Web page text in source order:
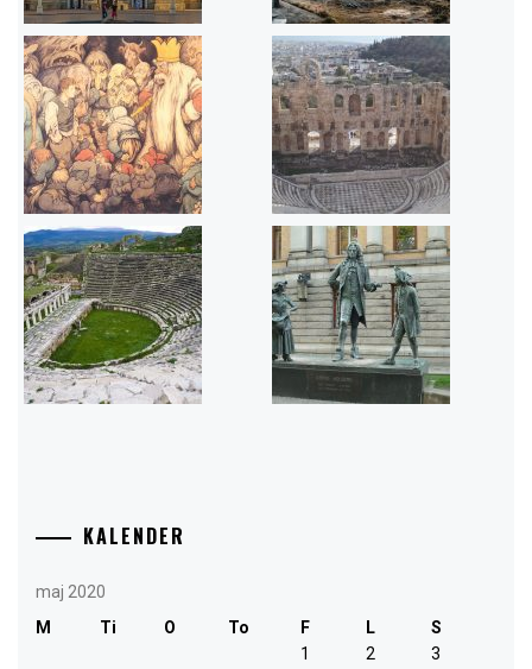
KALENDER
maj 2020
M
Ti O To F L
S
1
2
3